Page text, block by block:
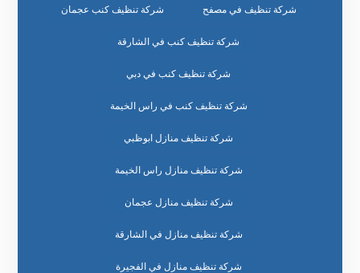
شركة تنظيف في مصفح شركة تنظيف كنب عجمان
شركة تنظيف كنب في الشارقة
شركة تنظيف كنب في دبي
شركة تنظيف كنب في راس الخيمة
شركة تنظيف منازل ابوظبي
شركة تنظيف منازل راس الخيمة
شركة تنظيف منازل عجمان
شركة تنظيف منازل في الشارقة
شركة تنظيف منازل في الفجيرة